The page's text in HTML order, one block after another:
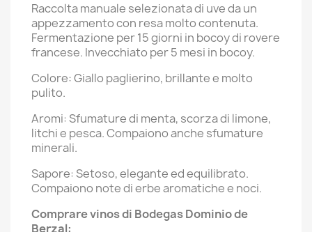
Raccolta manuale selezionata di uve da un
appezzamento con resa molto contenuta.
Fermentazione per 15 giorni in bocoy di rovere
francese. Invecchiato per 5 mesi in bocoy.
Colore: Giallo paglierino, brillante e molto
pulito.
Aromi: Sfumature di menta, scorza di limone,
litchi e pesca. Compaiono anche sfumature
minerali.
Sapore: Setoso, elegante ed equilibrato.
Compaiono note di erbe aromatiche e noci.
Comprare vinos di Bodegas Dominio de
Berzal: